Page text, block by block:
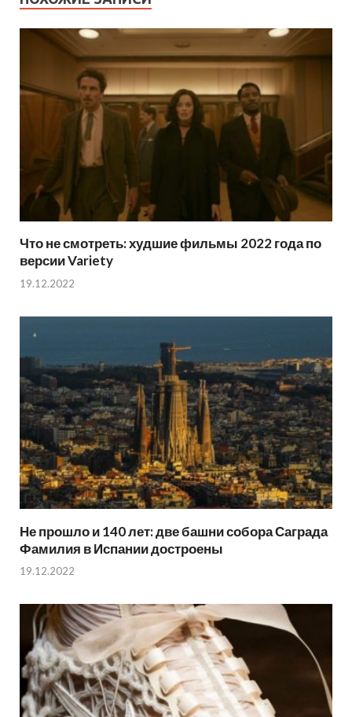
Что не смотреть: худшие фильмы 2022 года по
версии Variety
19.12.2022
Не прошло и 140 лет: две башни собора Саграда
Фамилия в Испании достроены
19.12.2022